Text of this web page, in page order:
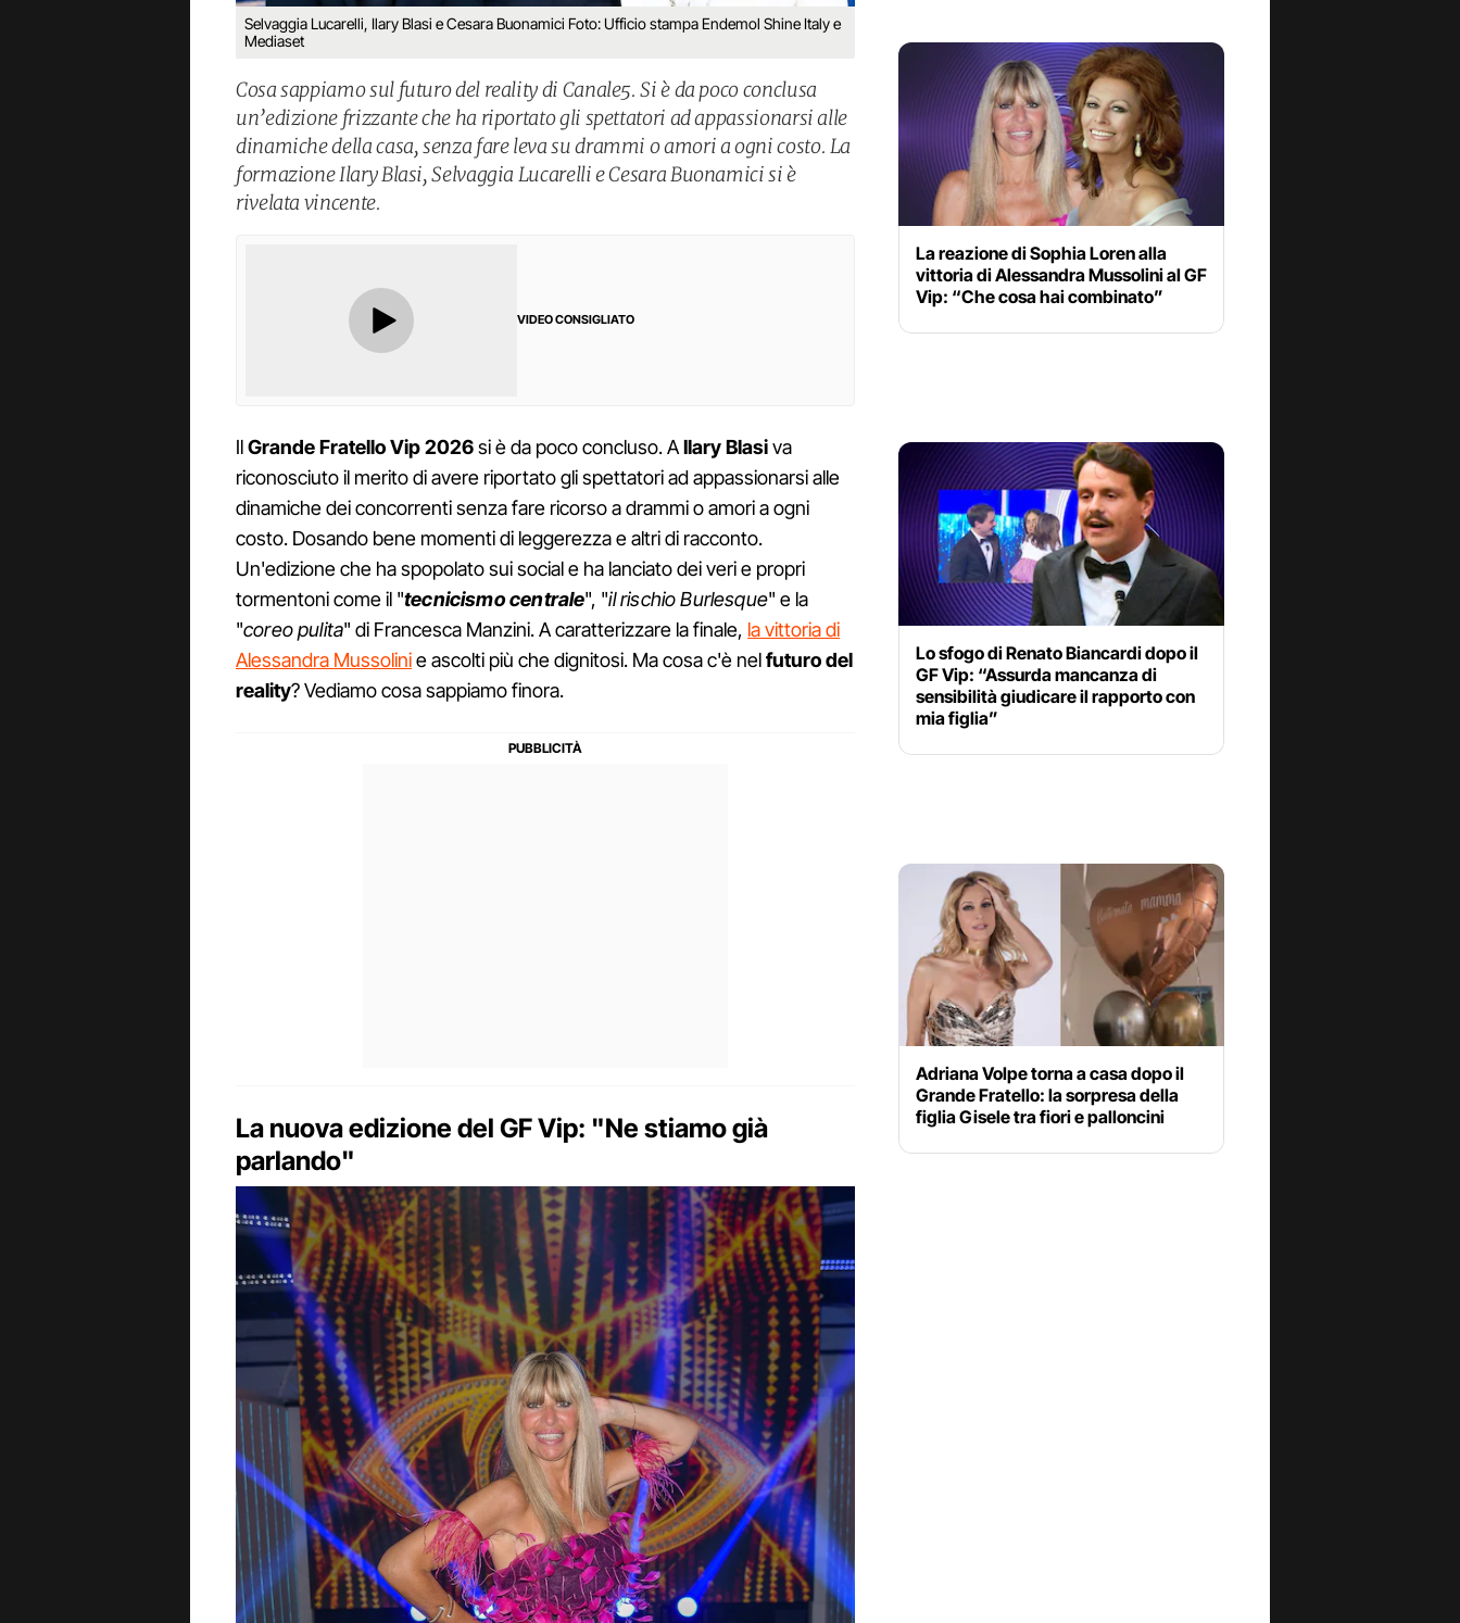
Selvaggia Lucarelli, Ilary Blasi e Cesara Buonamici Foto: Ufficio stampa Endemol Shine Italy e
Mediaset
Cosa sappiamo sul futuro del reality di Canale5. Si è da poco conclusa
un’edizione frizzante che ha riportato gli spettatori ad appassionarsi alle
dinamiche della casa, senza fare leva su drammi o amori a ogni costo. La
formazione Ilary Blasi, Selvaggia Lucarelli e Cesara Buonamici si è
rivelata vincente.
VIDEO CONSIGLIATO
IlGrande Fratello Vip 2026si è da poco concluso. AIlary Blasiva
riconosciuto il merito di avere riportato gli spettatori ad appassionarsi alle
dinamiche dei concorrenti senza fare ricorso a drammi o amori a ogni
costo. Dosando bene momenti di leggerezza e altri di racconto.
Un'edizione che ha spopolato sui social e ha lanciato dei veri e propri
tormentoni come il "tecnicismo centrale", "il rischio Burlesque" e la
"coreo pulita" di Francesca Manzini. A caratterizzare la finale, la vittoria di
Alessandra Mussolinie ascolti più che dignitosi. Ma cosa c'è nelfuturo del
reality? Vediamo cosa sappiamo finora.
La nuova edizione del GF Vip: "Ne stiamo già
parlando"
La reazione di Sophia Loren alla
vittoria di Alessandra Mussolini al GF
Vip: “Che cosa hai combinato”
Lo sfogo di Renato Biancardi dopo il
GF Vip: “Assurda mancanza di
sensibilità giudicare il rapporto con
mia figlia”
Adriana Volpe torna a casa dopo il
Grande Fratello: la sorpresa della
figlia Gisele tra fiori e palloncini